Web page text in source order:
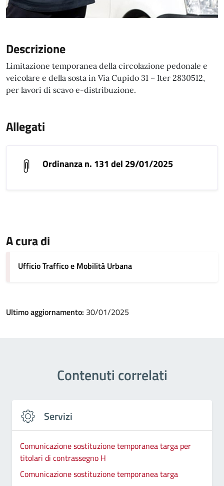
Descrizione
Limitazione temporanea della circolazione pedonale e
veicolare e della sosta in Via Cupido 31 – Iter 2830512,
per lavori di scavo e-distribuzione.
Allegati
Ordinanza n. 131 del 29/01/2025
A cura di
Ufficio Traffico e Mobilità Urbana
Ultimo aggiornamento: 30/01/2025
Contenuti correlati
Servizi
Comunicazione sostituzione temporanea targa per
titolari di contrassegno H
Comunicazione sostituzione temporanea targa